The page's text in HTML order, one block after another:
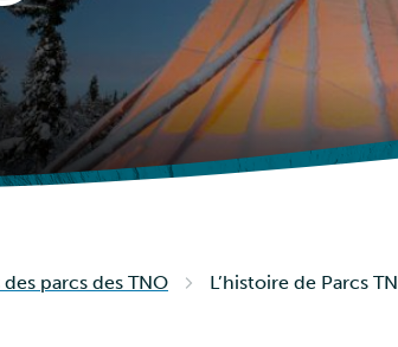
parcs des TNO L’histoire de Parcs